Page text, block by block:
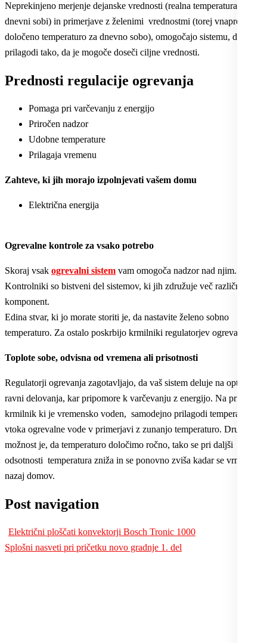
Neprekinjeno merjenje dejanske vrednosti (realna temperatura v
dnevni sobi) in primerjave z želenimi vrednostmi (torej vnaprej
določeno temperaturo za dnevno sobo), omogočajo sistemu, da se
prilagodi tako, da je mogoče doseči ciljne vrednosti.
Prednosti regulacije ogrevanja
Pomaga pri varčevanju z energijo
Priročen nadzor
Udobne temperature
Prilagaja vremenu
Zahteve, ki jih morajo izpolnjevati vašem domu
Električna energija
Ogrevalne kontrole za vsako potrebo
Skoraj vsak ogrevalni sistem vam omogoča nadzor nad njim.
Kontrolniki so bistveni del sistemov, ki jih združuje več različnih
komponent.
Edina stvar, ki jo morate storiti je, da nastavite želeno sobno
temperaturo. Za ostalo poskrbijo krmilniki regulatorjev ogrevanja.
Toplote sobe, odvisna od vremena ali prisotnosti
Regulatorji ogrevanja zagotavljajo, da vaš sistem deluje na optimalni
ravni delovanja, kar pripomore k varčevanju z energijo. Na primer,
krmilnik ki je vremensko voden, samodejno prilagodi temperaturo
vtoka ogrevalne vode v primerjavi z zunanjo temperaturo. Druga
možnost je, da temperaturo določimo ročno, tako se pri daljši
odsotnosti temperatura zniža in se ponovno zviša kadar se vrnete
nazaj domov.
Post navigation
Električni ploščati konvektorji Bosch Tronic 1000
Splošni nasveti pri pričetku novo gradnje 1. del